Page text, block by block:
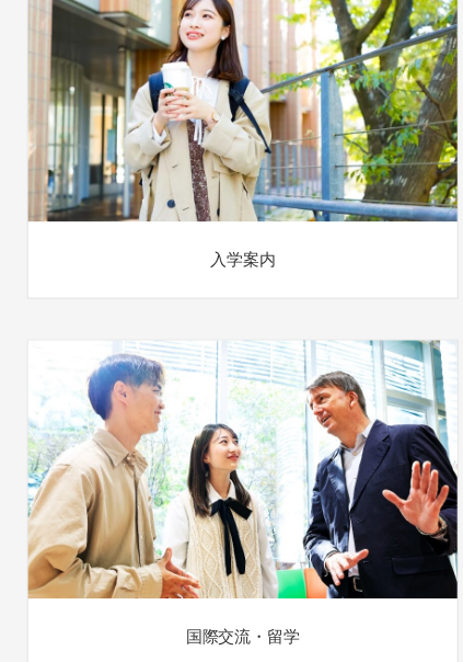
入学案内
国際交流・留学